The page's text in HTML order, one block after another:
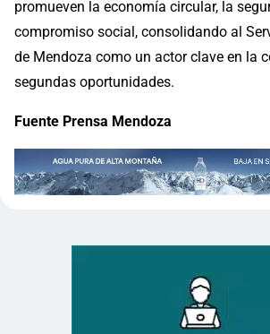
promueven la economía circular, la
compromiso social, consolidando al
de Mendoza como un actor clave en la
segundas oportunidades.
Fuente Prensa Mendoza